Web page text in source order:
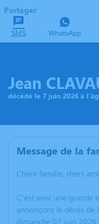
Partager
SMS WhatsApp
Jean
décédé le 7 juin 2026 à
Message de la
Chère famille, chers
C’est avec une grande
annonçons le décès de
dimanche 07 juin 2026